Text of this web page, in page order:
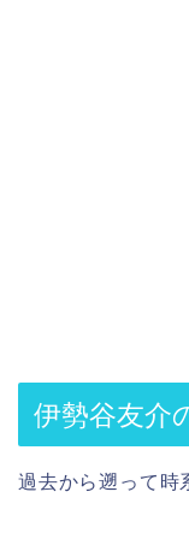
伊勢谷友介
過去から遡って時